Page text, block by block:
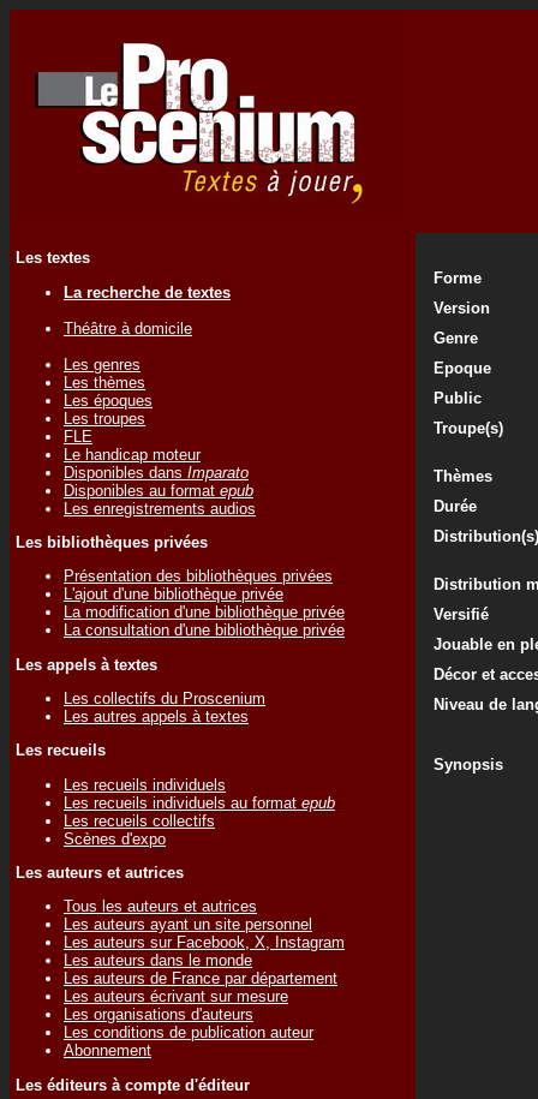
Les textes
La recherche de textes
Théâtre à domicile
Les genres
Les thèmes
Les époques
Les troupes
FLE
Le handicap moteur
Disponibles dans Imparato
Disponibles au format epub
Les enregistrements audios
Les bibliothèques privées
Présentation des bibliothèques privées
L'ajout d'une bibliothèque privée
La modification d'une bibliothèque privée
La consultation d'une bibliothèque privée
Les appels à textes
Les collectifs du Proscenium
Les autres appels à textes
Les recueils
Les recueils individuels
Les recueils individuels au format epub
Les recueils collectifs
Scènes d'expo
Les auteurs et autrices
Tous les auteurs et autrices
Les auteurs ayant un site personnel
Les auteurs sur Facebook, X, Instagram
Les auteurs dans le monde
Les auteurs de France par département
Les auteurs écrivant sur mesure
Les organisations d'auteurs
Les conditions de publication auteur
Abonnement
Les éditeurs à compte d'éditeur
Forme
Version
Genre
Epoque
Public
Troupe(s)
Thèmes
Durée
Distribution(s)
Distribution
Versifié
Jouable en
Décor et
Niveau de
Synopsis